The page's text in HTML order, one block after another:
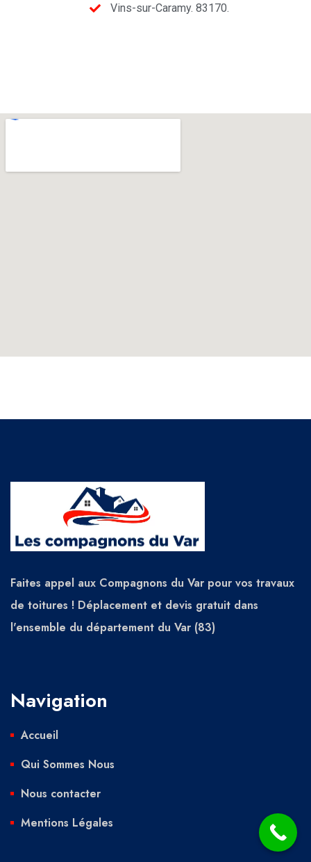
Vins-sur-Caramy. 83170.
Faites appel aux Compagnons du Var pour vos travaux
de toitures ! Déplacement et devis gratuit dans
l'ensemble du département du Var (83)
Navigation
Accueil
Qui Sommes Nous
Nous contacter
Mentions Légales